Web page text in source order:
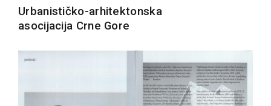
Urbanističko-arhitektonska
asocijacija Crne Gore